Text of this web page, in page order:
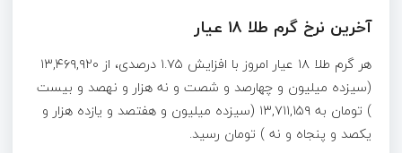
آخرین نرخ گرم طلا ۱۸ عیار
هر گرم طلا ۱۸ عیار امروز با افزایش ۱.۷۵ درصدی، از ۱۳,۴۶۹,۹۲۰
(سیزده میلیون و چهارصد و شصت و نه هزار و نهصد و بیست
) تومان به ۱۳,۷۱۱,۱۵۹ (سیزده میلیون و هفتصد و یازده هزار و
یکصد و پنجاه و نه ) تومان رسید.